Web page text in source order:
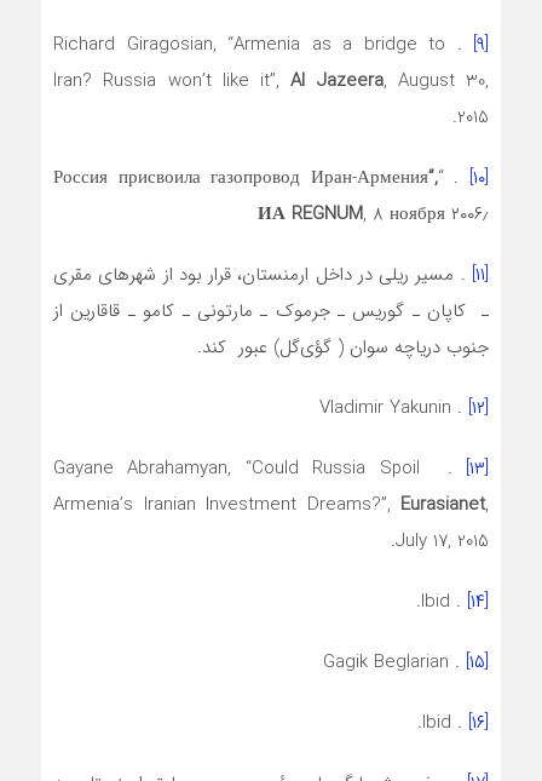
[۹]
. Richard Giragosian, “Armenia as a bridge to
Iran? Russia won’t like it”,Al Jazeera, August 30,
2015.
[۱۰] . “Россия присвоила газопровод Иран-Армения
”,
ИА REGNUM, 8 ноября ۲۰۰۶٫
[۱۱]
. مسیر ریلی در داخل ارمنستان، قرار بود از شهرهای مقری
ـ کاپان ـ گوریس ـ جرموک ـ مارتونی ـ کامو ـ قاقارین از
جنوب دریاچه سوان ( گؤی‌گل) عبور کند.
[۱۲] . Vladimir Yakunin
[۱۳]
. Gayane Abrahamyan, “Could Russia Spoil
Armenia’s Iranian Investment Dreams?”, Eurasianet,
July 17, 2015.
[۱۴] . Ibid.
[۱۵] . Gagik Beglarian
[۱۶] . Ibid.